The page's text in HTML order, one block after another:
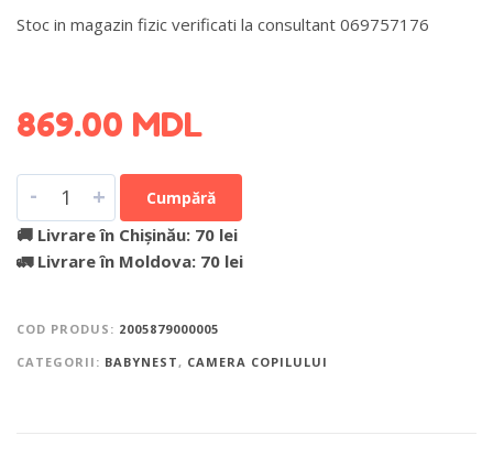
Stoc in magazin fizic verificati la consultant 069757176
869.00 MDL
- + Cumpără
🚚 Livrare în Chișinău: 70 lei
🚛 Livrare în Moldova: 70 lei
COD PRODUS: 2005879000005
CATEGORII: BABYNEST , CAMERA COPILULUI